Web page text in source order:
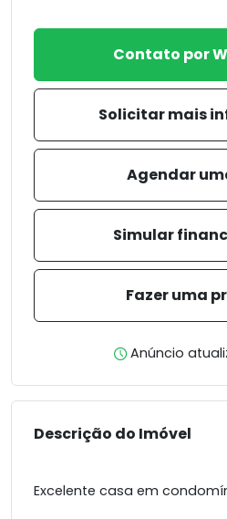
Contato por
Solicitar mais
Agendar
Simular
Fazer uma
Anúncio
Descrição do Imóvel
Excelente casa em